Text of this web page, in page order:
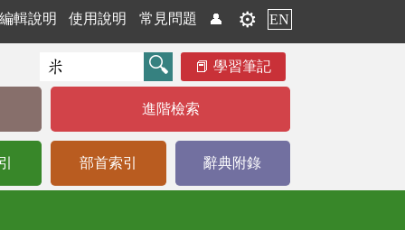
編輯說明 使用說明 常見問題 👤 ⚙️ EN
學習筆記
進階檢索
部首索引 辭典附錄